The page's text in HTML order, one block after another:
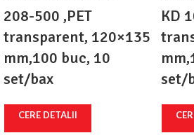
208-500 ,PET
transparent, 120×135
mm,100 buc, 10
set/bax
CERE DETALII
KD
set/